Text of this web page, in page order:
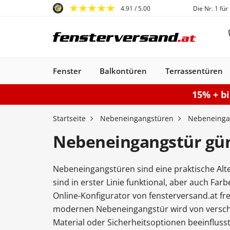
4.91 / 5.00 Die Nr. 1 für
Fenster
Kunststofffenster Kunststoff-Alu
Fenster
Holzfenster
Fenster
Balkontüren
Balkontüren
Kunststoff
Balkontüren
Kunststoff-Alu
Balkontür
Terrassentüren
PSK-Türen Smart-Slide
Terrassentür
Haustüren
Kunststoff
Haustüren
Stahl-Alu
Haustüren
Aluminium
Haustür konfigurieren
Rollladen
Konfigurieren
Raffstores
Konfigurieren
Einzeltor Doppeltor
Gartentor
Sektionaltore
Sektionaltor konfigurieren
Anbau Carports Carports
Carport
15% +
Startseite Nebeneingangstüren
Nebeneingangstür
Nebeneingangstüren sind eine praktische
sind in erster Linie funktional, aber auch
Online-Konfigurator von fensterversand.at
modernen Nebeneingangstür wird von
Material oder Sicherheitsoptionen